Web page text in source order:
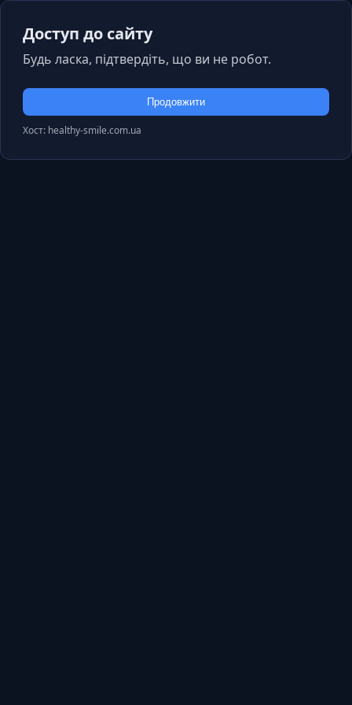
Доступ до сайту
Будь ласка, підтвердіть, що ви не робот.
Продовжити
Хост: healthy-smile.com.ua